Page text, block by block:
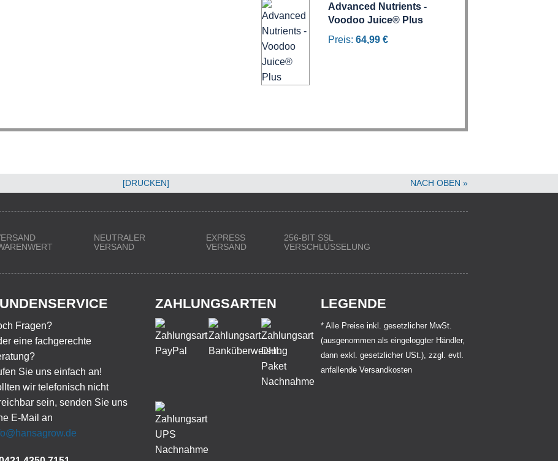
Advanced Nutrients -
Voodoo Juice® Plus
Preis:64,99 €
[DRUCKEN] NACH OBEN »
NEUTRALER
VERSAND
EXPRESS
VERSAND
256-BIT SSL
VERSCHLÜSSELUNG
Fragen?
eine fachgerechte
Sie uns einfach an!
wir telefonisch nicht
sein, senden Sie uns
E-Mail an
ZAHLUNGSARTEN LEGENDE
* Alle Preise inkl. gesetzlicher MwSt.
(ausgenommen als eingeloggter Händler,
dann exkl. gesetzlicher USt.), zzgl. evtl.
anfallende Versandkosten